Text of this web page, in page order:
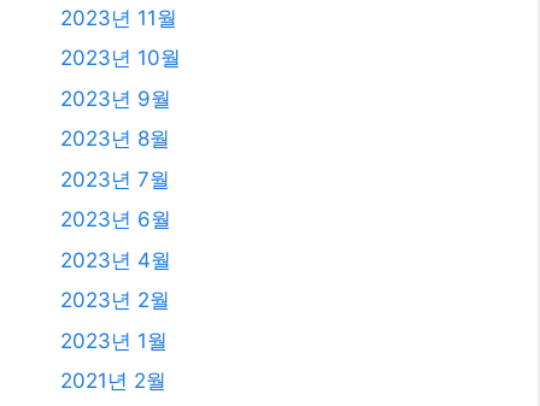
2023년 11월
2023년 10월
2023년 9월
2023년 8월
2023년 7월
2023년 6월
2023년 4월
2023년 2월
2023년 1월
2021년 2월